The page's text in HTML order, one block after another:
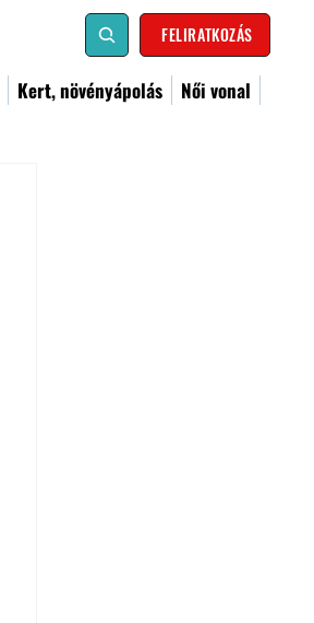
FELIRATKOZÁS
Kert, növényápolás
Női vonal